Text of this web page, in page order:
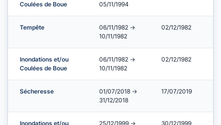
Coulées de Boue
05/11/1994
Tempête
06/11/1982 →
10/11/1982
02/12/1982
Inondations et/ou
Coulées de Boue
06/11/1982 →
10/11/1982
02/12/1982
Sécheresse
01/07/2018 →
31/12/2018
17/07/2019
Inondations et/ou
25/12/1999 →
30/12/1999